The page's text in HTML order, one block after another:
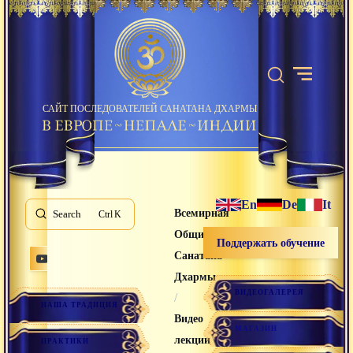
САЙТ ПОСЛЕДОВАТЕЛЕЙ САНАТАНА ДХАРМЫ
Search K
НАША ТРАДИЦИЯ
ПРАКТИКИ
Всемирная
Община
Санатана
Дхармы
/
Видео
лекции
En De It
Поддержать обучение
ВИДЕОГАЛЕРЕЯ
МАГАЗИН